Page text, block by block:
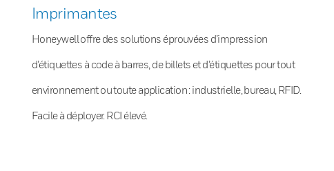
Imprimantes
Honeywell offre des solutions éprouvées d’impression
d’étiquettes à code à barres, de billets et d’étiquettes pour tout
environnement ou toute application : industrielle, bureau, RFID.
Facile à déployer. RCI élevé.